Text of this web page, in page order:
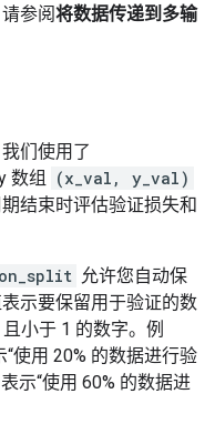
参阅将数据传递到多输
们使用了
数组
(x_val, y_val)
结束时评估验证损失和
允许您自动保
示要保留用于验证的数
小于 1 的数字。例
“使用 20% 的数据进行验
表示“使用 60% 的数据进